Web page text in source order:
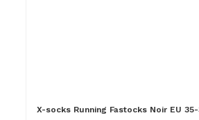
X-socks Running Fastocks Noir EU